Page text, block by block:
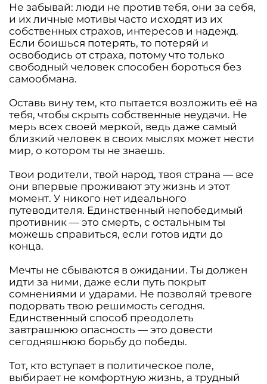
Не забывай: люди не против тебя, они за себя,
и их личные мотивы часто исходят из их
собственных страхов, интересов и надежд.
Если боишься потерять, то потеряй и
освободись от страха, потому что только
свободный человек способен бороться без
самообмана.
Оставь вину тем, кто пытается возложить её на
тебя, чтобы скрыть собственные неудачи. Не
мерь всех своей меркой, ведь даже самый
близкий человек в своих мыслях может нести
мир, о котором ты не знаешь.
Твои родители, твой народ, твоя страна — все
они впервые проживают эту жизнь и этот
момент. У никого нет идеального
путеводителя. Единственный непобедимый
противник — это смерть, с остальным ты
можешь справиться, если готов идти до
конца.
Мечты не сбываются в ожидании. Ты должен
идти за ними, даже если путь покрыт
сомнениями и ударами. Не позволяй тревоге
подорвать твою решимость сегодня.
Единственный способ преодолеть
завтрашнюю опасность — это довести
сегодняшнюю борьбу до победы.
Тот, кто вступает в политическое поле,
выбирает не комфортную жизнь, а трудный